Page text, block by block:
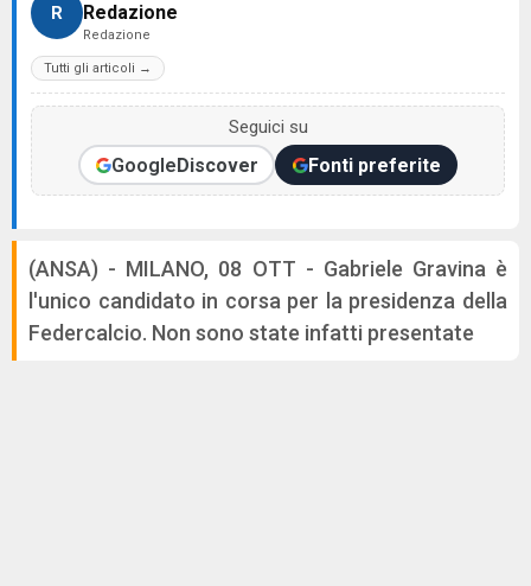
R Redazione
Redazione
Tutti gli articoli →
Seguici su
GoogleDiscover Fonti preferite
(ANSA) - MILANO, 08 OTT - Gabriele Gravina è
l'unico candidato in corsa per la presidenza della
Federcalcio. Non sono state infatti presentate